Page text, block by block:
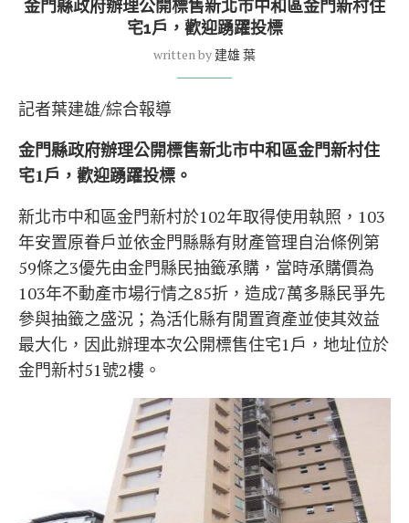
金門縣政府辦理公開標售新北市中和區金門新村住
宅1戶，歡迎踴躍投標
written by 建雄 葉
記者葉建雄/綜合報導
金門縣政府辦理公開標售新北市中和區金門新村住
宅1戶，歡迎踴躍投標。
新北市中和區金門新村於102年取得使用執照，103
年安置原眷戶並依金門縣縣有財產管理自治條例第
59條之3優先由金門縣民抽籤承購，當時承購價為
103年不動產市場行情之85折，造成7萬多縣民爭先
參與抽籤之盛況；為活化縣有閒置資產並使其效益
最大化，因此辦理本次公開標售住宅1戶，地址位於
金門新村51號2樓。